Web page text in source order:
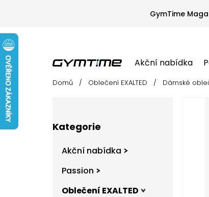
GymTime
Akční nabídka
Akční nabídka Passion
Domů / Oblečení EXALTED / Dámské
kategorie
Kategorie
Akční nabídka
Passion
Oblečení EXALTED